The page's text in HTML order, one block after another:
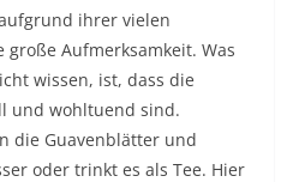
ihrer vielen
Aufmerksamkeit. Was
wissen, ist, dass die
und wohltuend sind.
die Guavenblätter und
oder trinkt es als Tee. Hier